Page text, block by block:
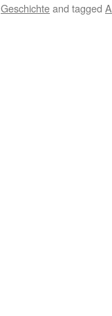
Geschichteand tagged